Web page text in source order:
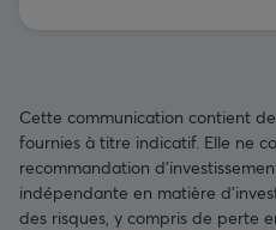
Cette communication contient
fournies à titre indicatif. Elle ne
recommandation
indépendante en matière
des risques, y compris de perte